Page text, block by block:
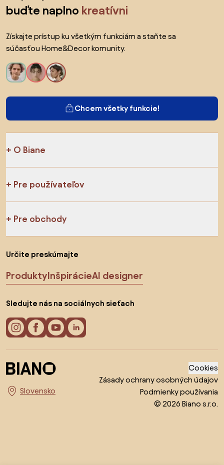
buďte naplno kreatívni
Získajte prístup ku všetkým funkciám a staňte sa
súčasťou Home&Decor komunity.
Chcem všetky funkcie!
O Biane
Pre používateľov
Pre obchody
Určite preskúmajte
ProduktyInšpirácieAI designer
Sledujte nás na sociálnych sieťach
Vyberte krajinu
Cookies
Zásady ochrany osobných údajov
Podmienky používania
© 2026 Biano s.r.o.